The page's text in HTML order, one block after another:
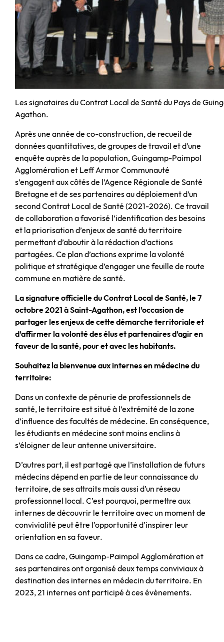
Les signataires du Contrat Local de Santé du Pays de
Agathon.
Après une année de co-construction, de recueil de
données quantitatives, de groupes de travail et d’une
enquête auprès de la population, Guingamp-Paimpol
Agglomération et Leff Armor Communauté
s’engagent aux côtés de l’Agence Régionale de Santé
Bretagne et de ses partenaires au déploiement d’un
second Contrat Local de Santé (2021-2026). Ce travail
de collaboration a favorisé l’identification des besoins
et la priorisation d’enjeux de santé du territoire
permettant d’aboutir à la rédaction d’actions
partagées. Ce plan d’actions exprime la volonté
politique et stratégique d’engager une feuille de route
commune en matière de santé.
La signature officielle du Contrat Local de Santé, le 7
octobre 2021 à Saint-Agathon, est l’occasion de
partager les enjeux de cette démarche territoriale et
d’affirmer la volonté des élus et partenaires d’agir en
faveur de la santé, pour et avec les habitants.
Souhaitez la bienvenue aux internes en médecine du
territoire:
Dans un contexte de pénurie de professionnels de
santé, le territoire est situé à l’extrémité de la zone
d’influence des facultés de médecine. En conséquence,
les étudiants en médecine sont moins enclins à
s’éloigner de leur antenne universitaire.
D’autres part, il est partagé que l’installation de futurs
médecins dépend en partie de leur connaissance du
territoire, de ses attraits mais aussi d’un réseau
professionnel local. C’est pourquoi, permettre aux
internes de découvrir le territoire avec un moment de
convivialité peut être l’opportunité d’inspirer leur
orientation en sa faveur.
Dans ce cadre, Guingamp-Paimpol Agglomération et
ses partenaires ont organisé deux temps conviviaux à
destination des internes en médecin du territoire. En
2023, 21 internes ont participé à ces évènements.